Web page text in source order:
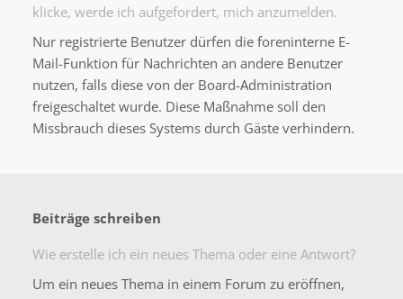
klicke, werde ich aufgefordert, mich anzumelden.
Nur registrierte Benutzer dürfen die foreninterne E-
Mail-Funktion für Nachrichten an andere Benutzer
nutzen, falls diese von der Board-Administration
freigeschaltet wurde. Diese Maßnahme soll den
Missbrauch dieses Systems durch Gäste verhindern.
Beiträge schreiben
Wie erstelle ich ein neues Thema oder eine Antwort?
Um ein neues Thema in einem Forum zu eröffnen,